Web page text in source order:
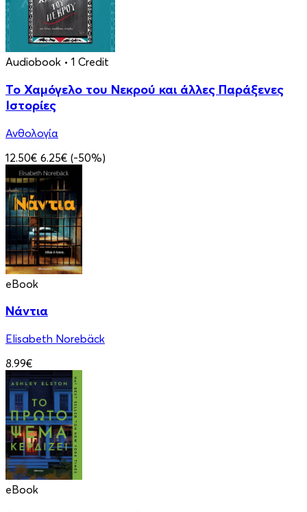
Audiobook • 1 Credit
Το Χαμόγελο του Νεκρού και άλλες Παράξενες
Ιστορίες
Ανθολογία
12.50€ 6.25€ (-50%)
eBook
Νάντια
Elisabeth Norebäck
8.99€
eBook